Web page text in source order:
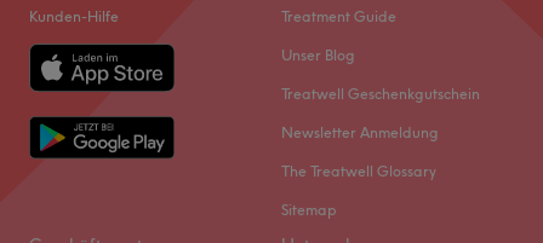
Kunden-Hilfe Treatment Guide
Unser Blog
Treatwell Geschenkgutschein
Newsletter Anmeldung
The Treatwell Glossary
Sitemap